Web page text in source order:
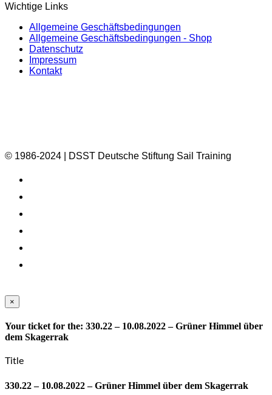
Wichtige Links
Allgemeine Geschäftsbedingungen
Allgemeine Geschäftsbedingungen - Shop
Datenschutz
Impressum
Kontakt
© 1986-2024 | DSST Deutsche Stiftung Sail Training
×
Your ticket for the: 330.22 – 10.08.2022 – Grüner Himmel über
dem Skagerrak
Title
330.22 – 10.08.2022 – Grüner Himmel über dem Skagerrak